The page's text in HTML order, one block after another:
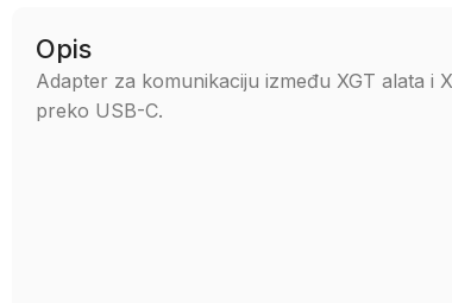
Opis
Adapter za komunikaciju između XGT alata
preko USB-C.